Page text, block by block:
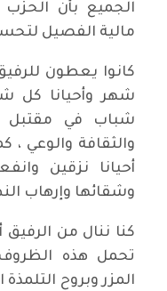
الجميع بأن
مالية الفصيل
كانوا يعطون
شهر وأحيانا كل
شباب في مقتبل
والثقافة والوعي ،
أحيانا نزقين
وشقائها وإرهاب
كنا ننال من
تحمل هذه
المزر وبروح